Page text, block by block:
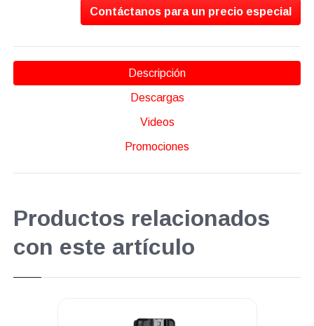
Contáctanos para un precio especial
Descripción
Descargas
Videos
Promociones
Productos relacionados
con este artículo